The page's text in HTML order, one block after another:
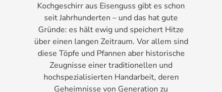
Kochgeschirr aus Eisenguss gibt es schon
seit Jahrhunderten – und das hat gute
Gründe: es hält ewig und speichert Hitze
über einen langen Zeitraum. Vor allem sind
diese Töpfe und Pfannen aber historische
Zeugnisse einer traditionellen und
hochspezialisierten Handarbeit, deren
Geheimnisse von Generation zu